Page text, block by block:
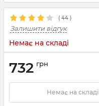
( 44 )
Залишити відгук
Немає на складі
732 грн
Немає на складі